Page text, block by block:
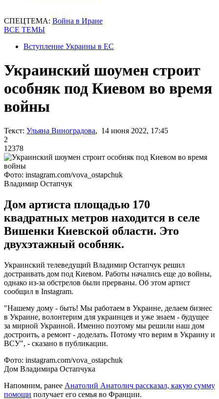
СПЕЦТЕМА: Война в Иране
ВСЕ ТЕМЫ
Вступление Украины в ЕС
Украинский шоумен строит
особняк под Киевом во время
войны
Текст: Ульяна Виноградова, 14 июня 2022, 17:45
2
12378
Фото: instagram.com/vova_ostapchuk
Владимир Остапчук
Дом артиста площадью 170
квадратных метров находится в селе
Вишенки Киевской области. Это
двухэтажный особняк.
Украинский телеведущий Владимир Остапчук решил
достраивать дом под Киевом. Работы начались еще до войны,
однако из-за обстрелов были прерваны. Об этом артист
сообщил в Instagram.
"Нашему дому - быть! Мы работаем в Украине, делаем бизнес
в Украине, волонтерим для украинцев и уже знаем - будущее
за мирной Украиной. Именно поэтому мы решили наш дом
достроить, а ремонт - доделать. Потому что верим в Украину и
ВСУ", - сказано в публикации.
Фото: instagram.com/vova_ostapchuk
Дом Владимира Остапчука
Напомним, ранее Анатолий Анатолич рассказал, какую сумму
помощи получает его семья во Франции.